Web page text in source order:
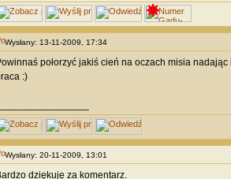
Wysłany: 13-11-2009, 17:34
połorzyć jakiś cień na oczach misia
:)
Wysłany: 20-11-2009, 13:01
dziękuję za komentarz.